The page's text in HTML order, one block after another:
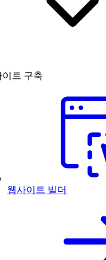
이트 구축
웹사이트 빌더